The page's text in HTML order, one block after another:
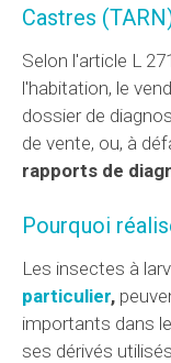
Castres
Selon l'article L
l'habitation, le
dossier de
de vente, ou, à
rapports de
Pourquoi
Les insectes à
particulier,
importants dans
ses dérivés